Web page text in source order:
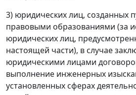
3) юридических лиц, созданных
правовыми образованиями (за
юридических лиц,
настоящей части), в случае
юридическими лицами
выполнение инженерных
установленных сферах